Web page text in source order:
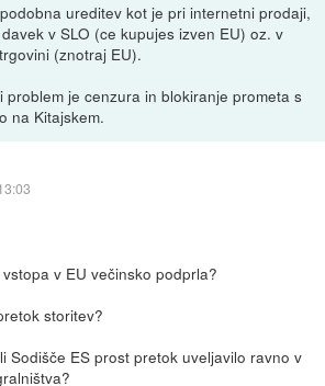
ureditev kot je pri internetni prodaji,
v SLO (ce kupujes izven EU) oz. v
(znotraj EU).
problem je cenzura in blokiranje prometa s
na Kitajskem.
v EU večinsko podprla?
storitev?
Sodišče ES prost pretok uveljavilo ravno v